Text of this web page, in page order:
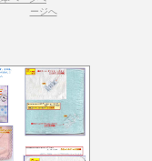
ージへ